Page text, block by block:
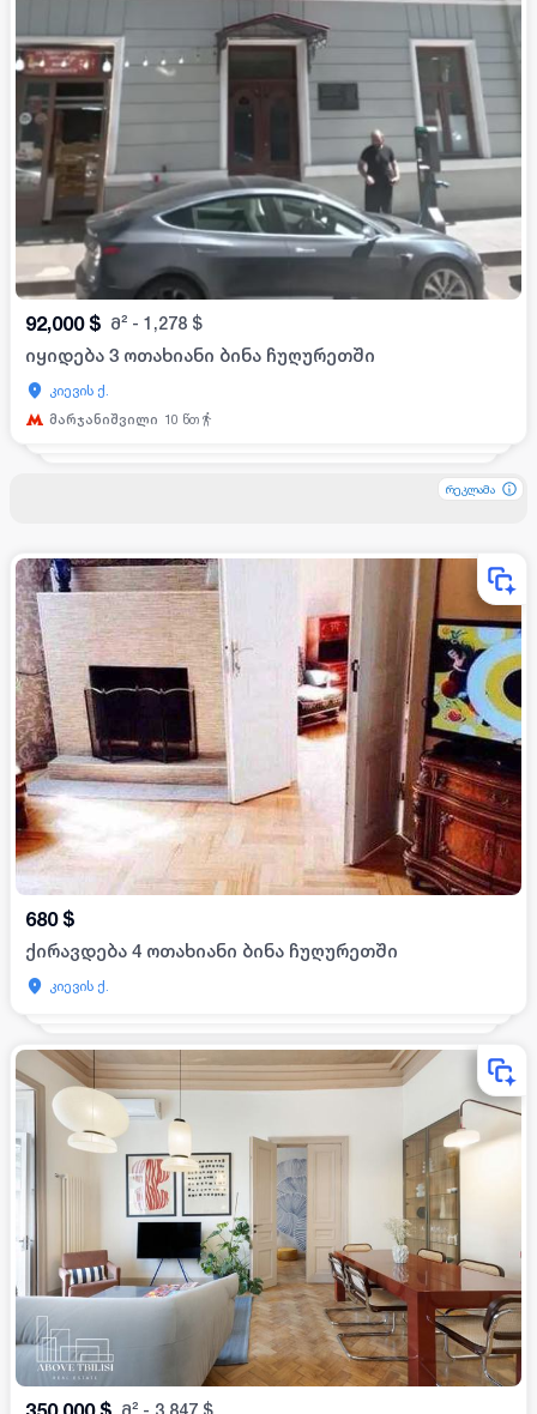
92,000 $ მ² - 1,278 $
იყიდება 3 ოთახიანი ბინა ჩუღურეთში
კიევის ქ.
მარჯანიშვილი 10 წთ
680 $
ქირავდება 4 ოთახიანი ბინა ჩუღურეთში
კიევის ქ.
რეკლამა
რეკლამა
რეკლამა
350,000 $ მ² - 3,847 $